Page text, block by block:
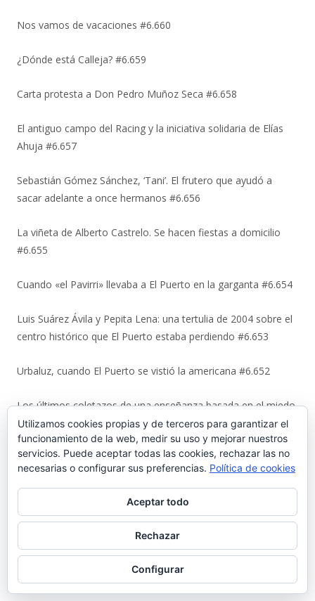
Nos vamos de vacaciones #6.660
¿Dónde está Calleja? #6.659
Carta protesta a Don Pedro Muñoz Seca #6.658
El antiguo campo del Racing y la iniciativa solidaria de Elías
Ahuja #6.657
Sebastián Gómez Sánchez, ‘Tani’. El frutero que ayudó a
sacar adelante a once hermanos #6.656
La viñeta de Alberto Castrelo. Se hacen fiestas a domicilio
#6.655
Cuando «el Pavirri» llevaba a El Puerto en la garganta #6.654
Luis Suárez Ávila y Pepita Lena: una tertulia de 2004 sobre el
centro histórico que El Puerto estaba perdiendo #6.653
Urbaluz, cuando El Puerto se vistió la americana #6.652
Los últimos coletazos de una enseñanza basada en el miedo
#6.651
En 1970, bendición de los espigones de Poniente y Levante
#6.650
El Coto de la Isleta y Valdelagrana. Geohistoria de un espacio
entre el mar y las marismas #6.649
La viñeta de Alberto Castrelo. Concentración para ver el
Mundial #6.648
Utilizamos cookies propias y de terceros para garantizar el
funcionamiento de la web, medir su uso y mejorar nuestros
servicios. Puede aceptar todas las cookies, rechazar las no
necesarias o configurar sus preferencias. Política de cookies
Aceptar todo
Rechazar
Configurar